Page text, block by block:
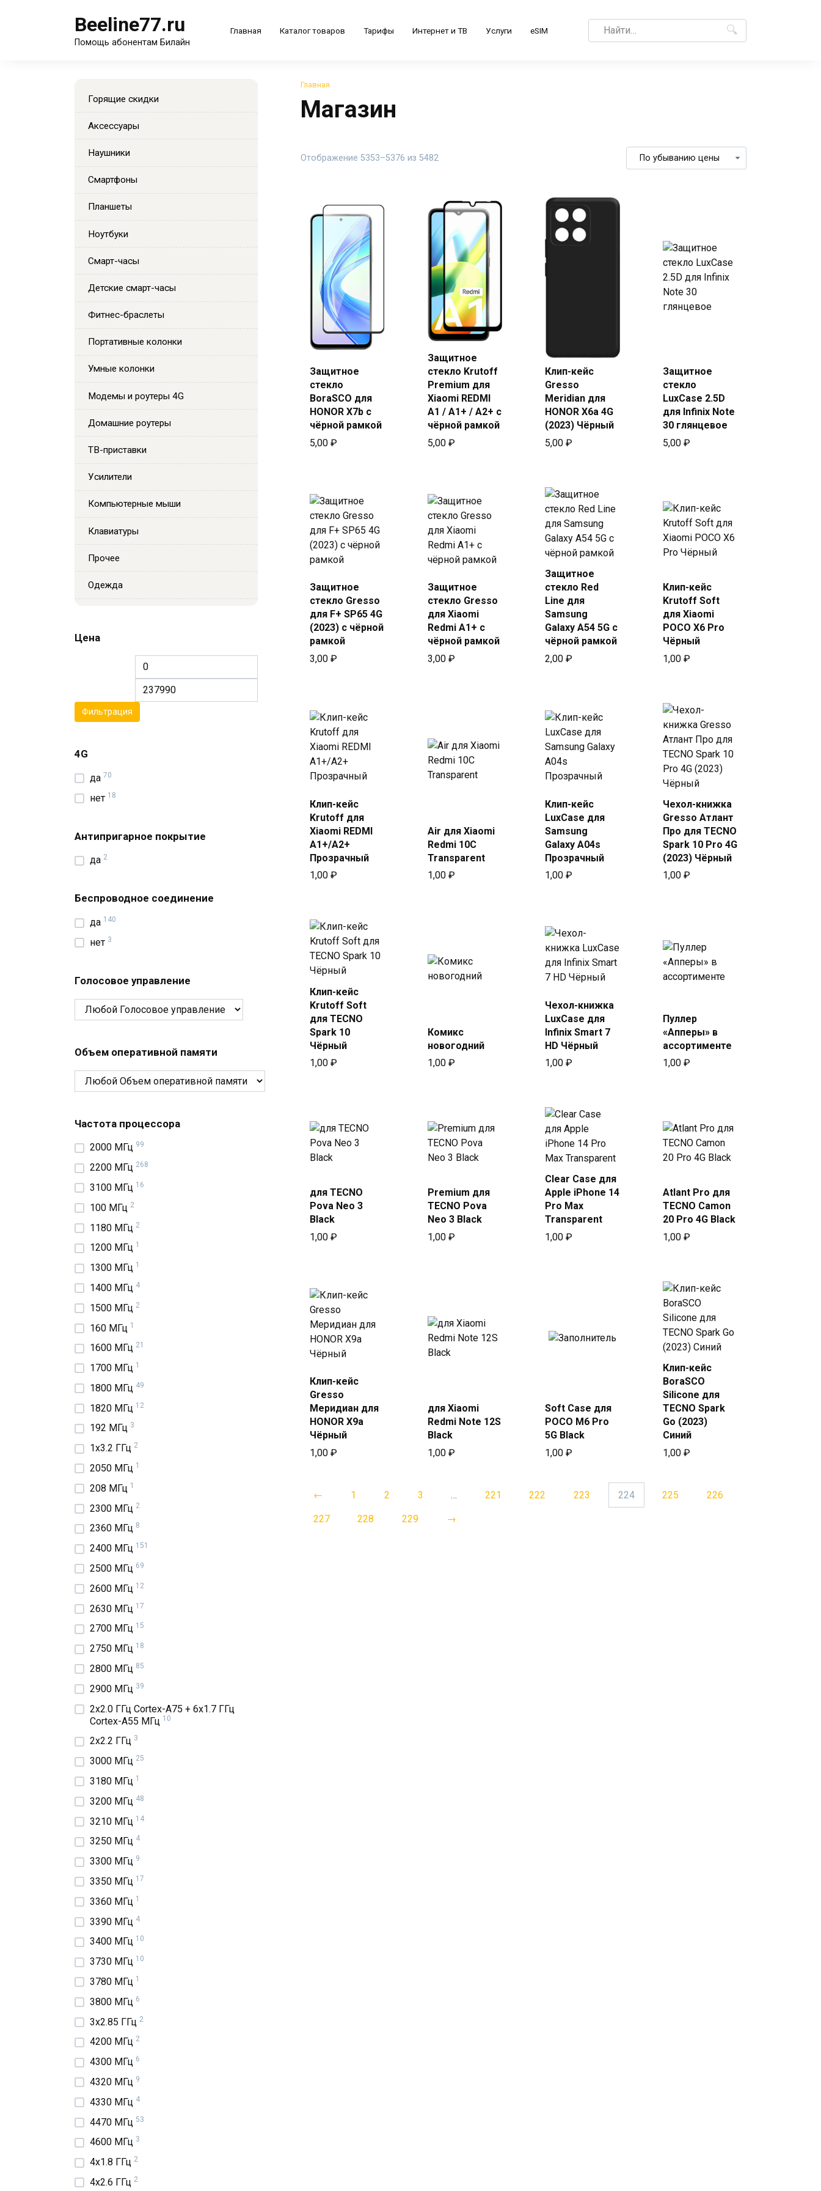
Beeline77.ru
Помощь абонентам Билайн
Главная Каталог товаров Тарифы Интернет и ТВ Услуги eSIM
Search
for:
Главная
Магазин
Отображение 5353–5376 из 5482
Купить
в Beeline
Защитное
стекло
BoraSCO для
HONOR X7b с
чёрной рамкой
5,00 ₽
Купить
в Beeline
Защитное
стекло Krutoff
Premium для
Xiaomi REDMI
A1 / A1+ / A2+ с
чёрной рамкой
5,00 ₽
Купить
в Beeline
Клип-кейс
Gresso
Meridian для
HONOR X6a 4G
(2023) Чёрный
5,00 ₽
Защитное
стекло
LuxCase 2.5D
для Infinix Note
30 глянцевое
5,00 ₽
Купить
в Beeline
Защитное
стекло Gresso
для F+ SP65 4G
(2023) с чёрной
рамкой
3,00 ₽
Купить
в Beeline
Защитное
стекло Gresso
для Xiaomi
Redmi A1+ с
чёрной рамкой
3,00 ₽
Купить
в Beeline
Защитное
стекло Red
Line для
Samsung
Galaxy A54 5G с
чёрной рамкой
2,00 ₽
Купить
в Beeline
Клип-кейс
Krutoff Soft
для Xiaomi
POCO X6 Pro
Чёрный
1,00 ₽
Купить
в Beeline
Клип-кейс
Krutoff для
Xiaomi REDMI
A1+/A2+
Прозрачный
1,00 ₽
Air для Xiaomi
Redmi 10C
Transparent
1,00 ₽
Купить
в Beeline
Клип-кейс
LuxCase для
Samsung
Galaxy A04s
Прозрачный
1,00 ₽
Купить
в Beeline
Чехол-книжка
Gresso Атлант
Про для TECNO
Spark 10 Pro 4G
(2023) Чёрный
1,00 ₽
Купить
в Beeline
Клип-кейс
Krutoff Soft
для TECNO
Spark 10
Чёрный
1,00 ₽
Комикс
новогодний
1,00 ₽
Купить
в Beeline
Чехол-книжка
LuxCase для
Infinix Smart 7
HD Чёрный
1,00 ₽
в Beeline
Пуллер
«Апперы» в
ассортименте
1,00 ₽
Купить
в Beeline
для TECNO
Pova Neo 3
Black
1,00 ₽
Купить
в Beeline
Premium для
TECNO Pova
Neo 3 Black
1,00 ₽
Купить
в Beeline
Clear Case для
Apple iPhone 14
Pro Max
Transparent
1,00 ₽
Купить
в Beeline
Atlant Pro для
TECNO Camon
20 Pro 4G Black
1,00 ₽
Купить
в Beeline
Клип-кейс
Gresso
Меридиан для
HONOR X9a
Чёрный
1,00 ₽
для Xiaomi
Redmi Note 12S
Black
1,00 ₽
Soft Case для
POCO M6 Pro
5G Black
1,00 ₽
Купить
в Beeline
Клип-кейс
BoraSCO
Silicone для
TECNO Spark
Go (2023)
Синий
1,00 ₽
← 1 2 3 … 221 222 223 224 225 226
227 228 229 →
Горящие скидки
Аксессуары
Наушники
Смартфоны
Планшеты
Ноутбуки
Смарт-часы
Детские смарт-часы
Фитнес-браслеты
Портативные колонки
Умные колонки
Модемы и роутеры 4G
Домашние роутеры
ТВ-приставки
Усилители
Компьютерные мыши
Клавиатуры
Прочее
Одежда
Цена
Минимальная
цена
Максимальная
Фильтрация
4G
да 70
нет 18
Антипригарное покрытие
да 2
Беспроводное соединение
да 140
нет 3
Голосовое управление
Объем оперативной памяти
Частота процессора
2000 МГц 99
2200 МГц 268
3100 МГц 16
100 МГц 2
1180 МГц 2
1200 МГц 1
1300 МГц 1
1400 МГц 4
1500 МГц 2
160 МГц 1
1600 МГц 21
1700 МГц 1
1800 МГц 49
1820 МГц 12
192 МГц 3
1x3.2 ГГц 2
2050 МГц 1
208 МГц 1
2300 МГц 2
2360 МГц 8
2400 МГц 151
2500 МГц 69
2600 МГц 12
2630 МГц 17
2700 МГц 15
2750 МГц 18
2800 МГц 85
2900 МГц 39
2x2.0 ГГц Cortex-A75 + 6x1.7 ГГц
Cortex-A55 МГц 10
2x2.2 ГГц 3
3000 МГц 25
3180 МГц 1
3200 МГц 48
3210 МГц 14
3250 МГц 4
3300 МГц 9
3350 МГц 17
3360 МГц 1
3390 МГц 4
3400 МГц 10
3730 МГц 10
3780 МГц 1
3800 МГц 6
3x2.85 ГГц 2
4200 МГц 2
4300 МГц 6
4320 МГц 9
4330 МГц 4
4470 МГц 53
4600 МГц 3
4x1.8 ГГц 2
4x2.6 ГГц 2